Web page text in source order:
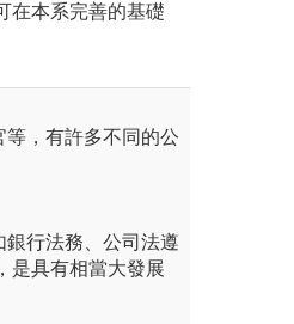
在本系完善的基礎
，有許多不同的公
行法務、公司法遵
是具有相當大發展